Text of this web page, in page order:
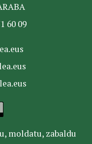
60 09
moldatu, zabaldu